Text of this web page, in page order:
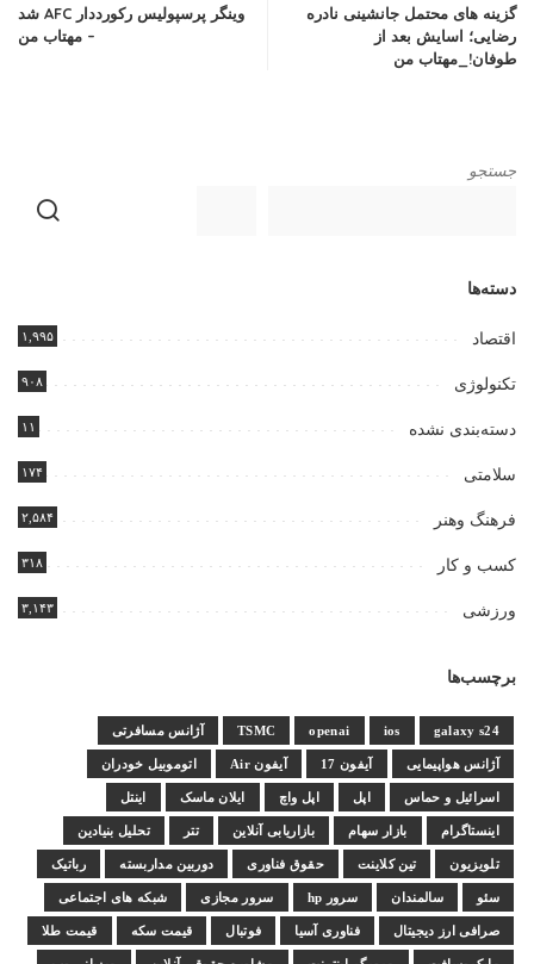
گزینه های محتمل جانشینی نادره
رضایی؛ اسایش بعد از
طوفان!_مهتاب من
وینگر پرسپولیس رکورددار AFC شد
– مهتاب من
جستجو
دسته‌ها
اقتصاد ۱,۹۹۵
تکنولوژی ۹۰۸
دسته‌بندی نشده ۱۱
سلامتی ۱۷۴
فرهنگ وهنر ۲,۵۸۴
کسب و کار ۳۱۸
ورزشی ۳,۱۴۳
برچسب‌ها
galaxy s24
ios
openai
TSMC آژانس مسافرتی
آژانس هواپیمایی آیفون 17 آیفون Air اتوموبیل خودران
اسرائیل و حماس اپل اپل واچ ایلان ماسک اینتل
اینستاگرام بازار سهام بازاریابی آنلاین تتر تحلیل بنیادین
تلویزیون تین کلاینت حقوق فناوری دوربین مداربسته رباتیک
سئو سالمندان سرور hp سرور مجازی شبکه های اجتماعی
صرافی ارز دیجیتال فناوری آسیا فوتبال قیمت سکه قیمت طلا